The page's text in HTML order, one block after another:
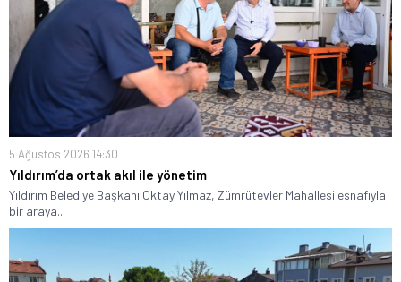
5 Ağustos 2026 14:30
Yıldırım’da ortak akıl ile yönetim
Yıldırım Belediye Başkanı Oktay Yılmaz, Zümrütevler Mahallesi esnafıyla
bir araya...